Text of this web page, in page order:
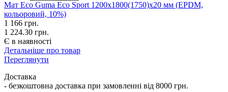
Мат Eco Guma Eco Sport 1200х1800(1750)х20 мм (EPDM,
кольоровий, 10%)
1 166 грн.
1 224.30 грн.
Є в наявності
Детальніше про товар
Переглянути
Доставка
- безкоштовна доставка при замовленні від 8000 грн.